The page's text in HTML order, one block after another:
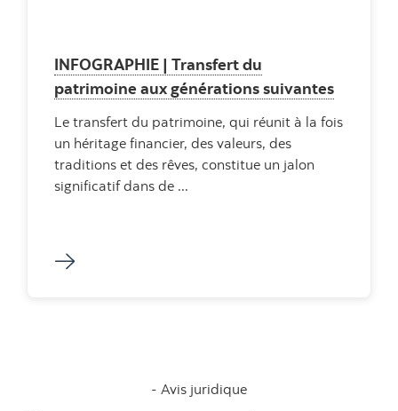
INFOGRAPHIE | Transfert du
patrimoine aux générations suivantes
Le transfert du patrimoine, qui réunit à la fois
un héritage financier, des valeurs, des
traditions et des rêves, constitue un jalon
significatif dans de ...
Avis juridique